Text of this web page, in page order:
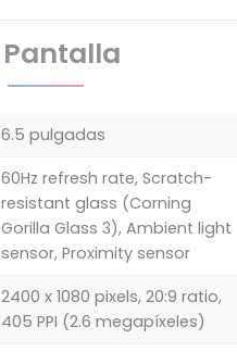
Pantalla
6.5 pulgadas
60Hz refresh rate, Scratch-
resistant glass (Corning
Gorilla Glass 3), Ambient light
sensor, Proximity sensor
2400 x 1080 pixels, 20:9 ratio,
405 PPI (2.6 megapíxeles)